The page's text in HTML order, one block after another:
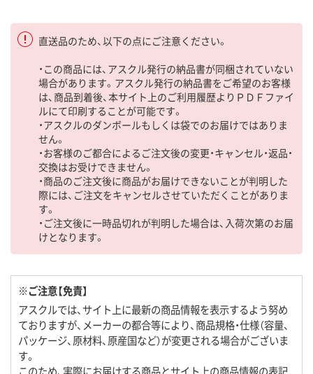
直送品のため、以下の点にご注意ください。
・この商品には、アスクル発行の納品書が同梱されていない
場合があります。アスクル発行の納品書をご希望のお客様
は、商品到着後、本サイト上のご利用履歴よりＰＤＦファイ
ルにて印刷することが可能です。
・アスクルのダンボールもしくは袋でのお届けではありま
せん。
・お客様のご都合によるご注文後の変更・キャンセル・返品・
交換はお受けできません。
・商品のご注文後に商品がお届けできないことが判明した
際には、ご注文をキャンセルさせていただくことがありま
す。
・ご注文後に一時品切れが判明した場合は、入荷次第のお届
けとなります。
※ご注意【免責】
アスクルでは、サイト上に最新の商品情報を表示するよう努め
ておりますが、メーカーの都合等により、商品規格・仕様（容量、
パッケージ、原材料、原産国など）が変更される場合がございま
す。
このため、実際にお届けする商品とサイト上の商品情報の表記